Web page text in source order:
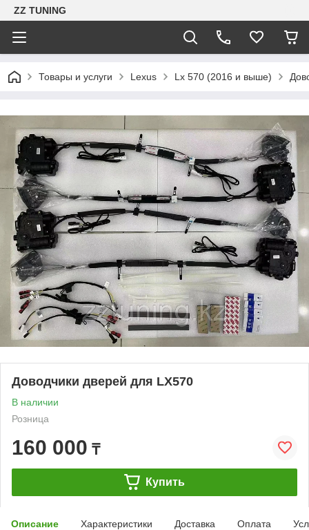
ZZ TUNING
Товары и услуги Lexus Lx 570 (2016 и выше)
Доводчики дверей для LX570
В наличии
Розница
160 000 ₸
Купить
Описание Характеристики Доставка Оплата